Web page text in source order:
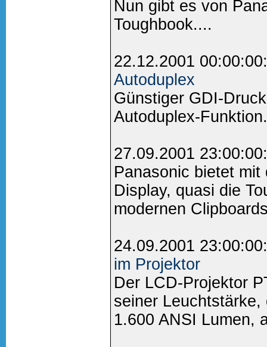
Nun gibt es von
Toughbook....
22.12.2001
Autoduplex
Günstiger GDI-
Autoduplex-
27.09.2001
Panasonic bietet
Display, quasi die
modernen
24.09.2001
im Projektor
Der LCD-Projektor
seiner
1.600 ANSI Lumen,